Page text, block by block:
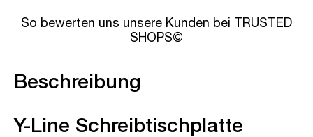
So bewerten uns unsere Kunden bei TRUSTED
SHOPS©
Beschreibung
Y-Line Schreibtischplatte